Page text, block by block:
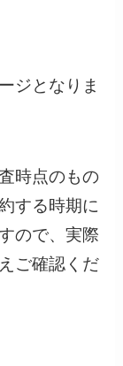
ジとなりま
時点のもの
する時期に
ので、実際
ご確認くだ